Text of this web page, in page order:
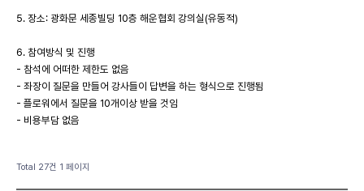
5. 장소: 광화문 세종빌딩 10층 해운협회 강의실(유동적)
6. 참여방식 및 진행
- 참석에 어떠한 제한도 없음
- 좌장이 질문을 만들어 강사들이 답변을 하는 형식으로 진행됨
- 플로워에서 질문을 10개이상 받을 것임
- 비용부담 없음
Total 27건 1 페이지